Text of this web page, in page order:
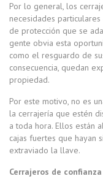
Por lo general, los
necesidades
de protección que se
gente obvia esta
como el resguardo de
consecuencia, quedan
propiedad.
Por este motivo, no es
la cerrajería que estén
a toda hora. Ellos están
cajas fuertes que hayan
extraviado la llave.
Cerrajeros de confianza